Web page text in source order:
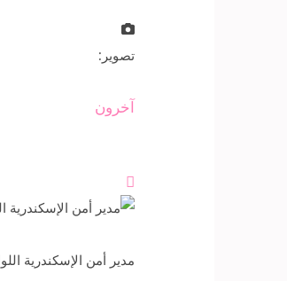
تصوير:
آخرون

مدير أمن الإسكندرية